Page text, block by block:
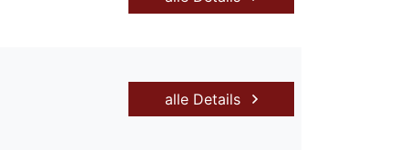
alle Details